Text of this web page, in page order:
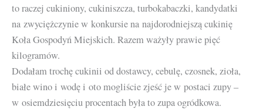
to raczej cukiniony, cukiniszcza, turbokabaczki, kandydatki
na zwyciężczynie w konkursie na najdorodniejszą cukinię
Koła Gospodyń Miejskich. Razem ważyły prawie pięć
kilogramów.
Dodałam trochę cukinii od dostawcy, cebulę, czosnek, zioła,
białe wino i wodę i oto mogliście zjeść je w postaci zupy –
w osiemdziesięciu procentach była to zupa ogródkowa.